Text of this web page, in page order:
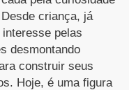
criança, já
pelas
desmontando
construir seus
Hoje, é uma figura